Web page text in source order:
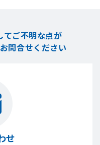
てご不明な点が
問合せください
せ